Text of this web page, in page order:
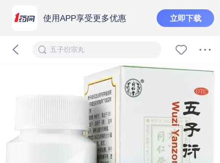
使用APP享受更多优惠 立即下载
五子衍宗丸